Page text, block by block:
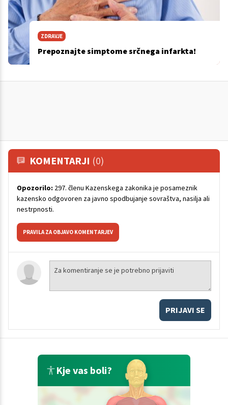
ZDRAVJE
Prepoznajte simptome srčnega infarkta!
KOMENTARJI (0)
Opozorilo: 297. členu Kazenskega zakonika je posameznik
kazensko odgovoren za javno spodbujanje sovraštva, nasilja ali
nestrpnosti.
PRAVILA ZA OBJAVO KOMENTARJEV
PRIJAVI SE
Kje vas boli?